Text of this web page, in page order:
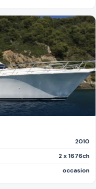
2010
2 x 1676ch
occasion